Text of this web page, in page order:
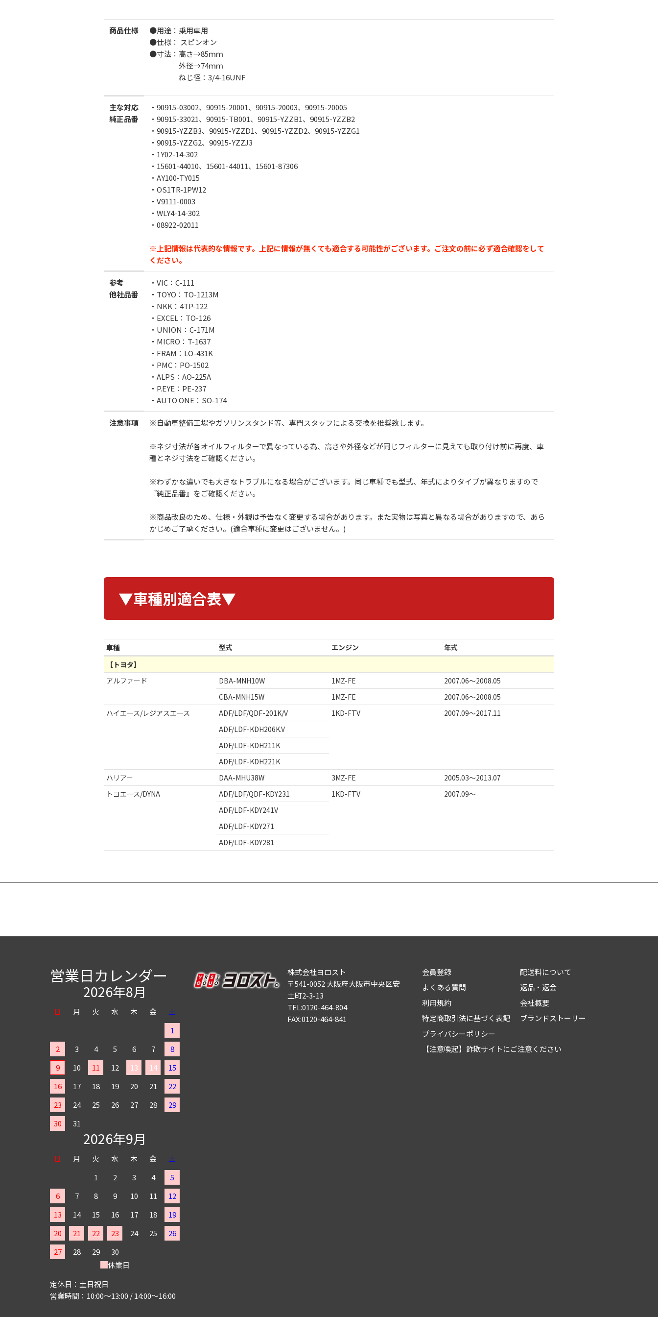
商品仕様
●用途：乗用車用
●仕様： スピンオン
●寸法：高さ→85ｍｍ
外径→74ｍｍ
ねじ径：3/4-16UNF
主な対応
純正品番
・90915-03002、90915-20001、90915-20003、90915-20005
・90915-33021、90915-TB001、90915-YZZB1、90915-YZZB2
・90915-YZZB3、90915-YZZD1、90915-YZZD2、90915-YZZG1
・90915-YZZG2、90915-YZZJ3
・1Y02-14-302
・15601-44010、15601-44011、15601-87306
・AY100-TY015
・OS1TR-1PW12
・V9111-0003
・WLY4-14-302
・08922-02011
※上記情報は代表的な情報です。上記に情報が無くても適合する可能性がございます。 ご注文の前に必ず適合確認をして
ください。
参考
他社品番
・VIC：C-111
・TOYO：TO-1213M
・NKK：4TP-122
・EXCEL：TO-126
・UNION：C-171M
・MICRO：T-1637
・FRAM：LO-431K
・PMC：PO-1502
・ALPS：AO-225A
・P.EYE：PE-237
・AUTO ONE：SO-174
注意事項 ※自動車整備工場やガソリンスタンド等、専門スタッフによる交換を推奨致します。
※ネジ寸法が各オイルフィルターで異なっている為、高さや外径などが同じフィルターに見えても取り付け前に再度、車
種とネジ寸法をご確認ください。
※わずかな違いでも大きなトラブルになる場合がございます。同じ車種でも型式、年式によりタイプが異なりますので
『純正品番』をご確認ください。
※商品改良のため、仕様・外観は予告なく変更する場合があります。また実物は写真と異なる場合がありますので、あら
かじめご了承ください。(適合車種に変更はございません。)
▼車種別適合表▼
車種 型式 エンジン
年式
【トヨタ】
アルファード
DBA-MNH10W 1MZ-FE
2007.06～2008.05
CBA-MNH15W
1MZ-FE
2007.06～2008.05
ハイエース/レジアスエース
ADF/LDF/QDF-201K/V 1KD-FTV
2007.09～2017.11
ADF/LDF-KDH206K.V
ADF/LDF-KDH211K
ADF/LDF-KDH221K
ハリアー
DAA-MHU38W 3MZ-FE
2005.03～2013.07
トヨエース/DYNA
ADF/LDF/QDF-KDY231 1KD-FTV
2007.09～
ADF/LDF-KDY241V
ADF/LDF-KDY271
ADF/LDF-KDY281
営業日カレンダー
2026年8月
日 月 火 水 木 金
土
1
2
3 4 5 6 7
8
9
10 11 12 13 14
15
16
17 18 19 20 21
22
23
24 25 26 27 28
29
30
31
2026年9月
日 月 火 水 木 金
土
1
2 3 4
5
6
7 8 9 10 11
12
13
14 15 16 17 18
19
20
21 22 23 24 25
26
27
28 29
30
休業日
定休日：土日祝日
営業時間：10:00～13:00 / 14:00～16:00
株式会社ヨロスト
〒541-0052 大阪府大阪市中央区安
土町2-3-13
TEL:0120-464-804
FAX:0120-464-841
会員登録
よくある質問
利用規約
特定商取引法に基づく表記
プライバシーポリシー
【注意喚起】詐欺サイトにご注意ください
配送料について
返品・返金
会社概要
ブランドストーリー